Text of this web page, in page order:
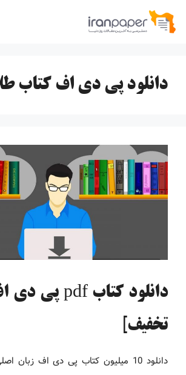
پرش
دانلود پی دی اف کتاب
تخفیف]